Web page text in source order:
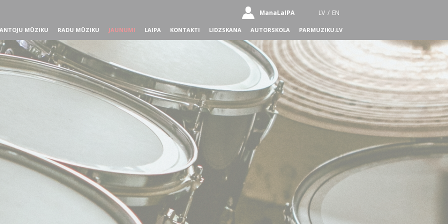
ManaLaIPA LV / EN
MŪZIKU RADU MŪZIKU JAUNUMI LAIPA KONTAKTI LIDZSKANA AUTORSKOLA PARMUZIKU.LV